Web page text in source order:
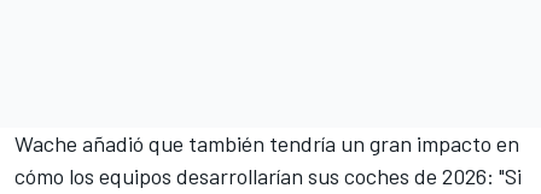
Wache añadió que también tendría un gran impacto en
cómo los equipos desarrollarían sus coches de 2026: "Si